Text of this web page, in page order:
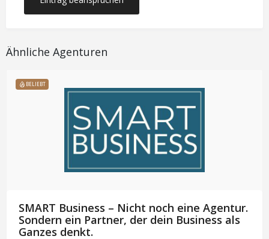
Ähnliche Agenturen
BELIEBT
SMART Business – Nicht noch eine Agentur.
Sondern ein Partner, der dein Business als
Ganzes denkt.